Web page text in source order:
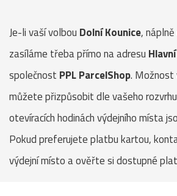
Je-li vaší volbou Dolní Kounice,
zasíláme třeba přímo na adresu
společnost PPL ParcelShop. Možnost
můžete přizpůsobit dle vašeho
otevíracích hodinách výdejního místa
Pokud preferujete platbu kartou,
výdejní místo a ověřte si dostupné